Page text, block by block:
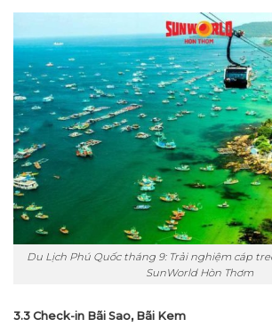
Du Lịch Phú Quốc tháng 9: Trải nghiệm cáp
SunWorld Hòn Thơm
3.3 Check-in Bãi Sao, Bãi Kem